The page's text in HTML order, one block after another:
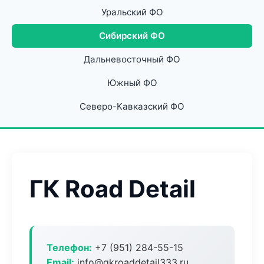
Уральский ФО
Сибирский ФО
Дальневосточный ФО
Южный ФО
Северо-Кавказский ФО
ГК Road Detail
Телефон: +7 (951) 284-55-15